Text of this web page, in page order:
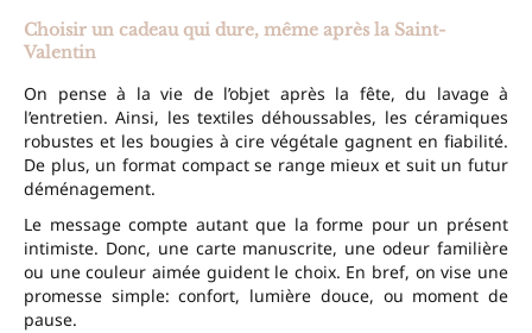
Choisir un cadeau qui dure, même après la Saint-
Valentin
On pense à la vie de l’objet après la fête, du lavage à
l’entretien. Ainsi, les textiles déhoussables, les céramiques
robustes et les bougies à cire végétale gagnent en fiabilité.
De plus, un format compact se range mieux et suit un futur
déménagement.
Le message compte autant que la forme pour un présent
intimiste. Donc, une carte manuscrite, une odeur familière
ou une couleur aimée guident le choix. En bref, on vise une
promesse simple: confort, lumière douce, ou moment de
pause.